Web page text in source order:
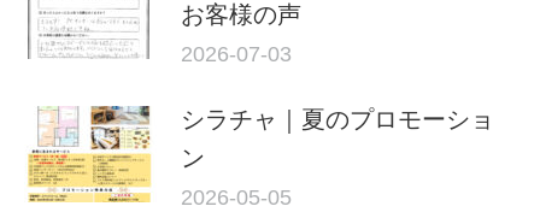
お客様の声
2026-07-03
シラチャ｜夏のプロモーショ
ン
2026-05-05